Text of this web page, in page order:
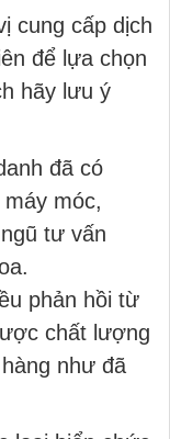
cung cấp dịch
để lựa chọn
hãy lưu ý
đã có
móc,
tư vấn
phản hồi từ
chất lượng
như đã